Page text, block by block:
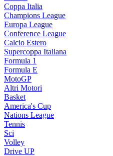
Coppa Italia
Champions League
Europa League
Conference League
Calcio Estero
Supercoppa Italiana
Formula 1
Formula E
MotoGP
Altri Motori
Basket
America's Cup
Nations League
Tennis
Sci
Volley
Drive UP